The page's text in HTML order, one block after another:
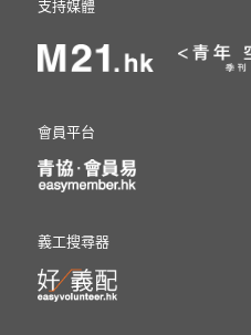
支持媒體
會員平台
義工搜尋器